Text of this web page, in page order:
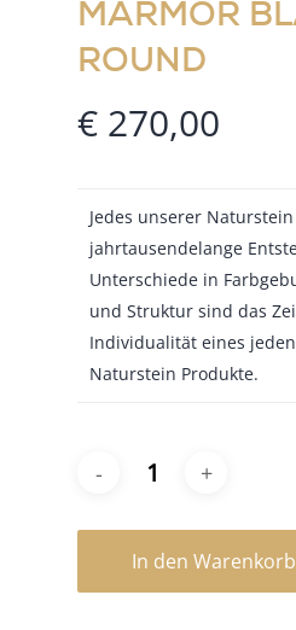
MARMOR
ROUND
€ 270,00
Jedes unserer
jahrtausendelange
Unterschiede in
und Struktur sind das
Individualität eines
Naturstein Produkte.
In den Warenkorb